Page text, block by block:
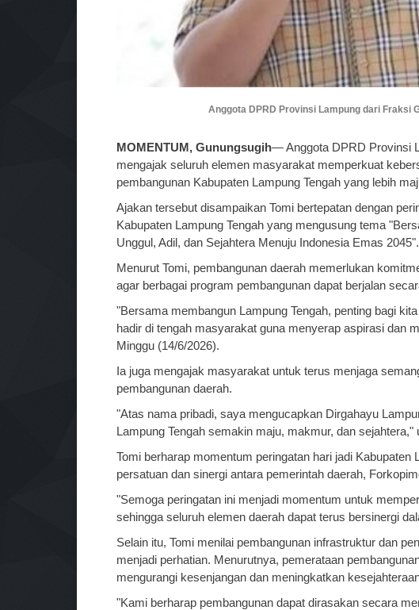
Anggota DPRD Provinsi Lampung dari Fraksi
MOMENTUM, Gunungsugih— Anggota DPRD Provinsi
mengajak seluruh elemen masyarakat memperkuat
pembangunan Kabupaten Lampung Tengah yang lebih
Ajakan tersebut disampaikan Tomi bertepatan dengan
Kabupaten Lampung Tengah yang mengusung tema
Unggul, Adil, dan Sejahtera Menuju Indonesia Emas 2045".
Menurut Tomi, pembangunan daerah memerlukan
agar berbagai program pembangunan dapat berjalan
"Bersama membangun Lampung Tengah, penting bagi
hadir di tengah masyarakat guna menyerap aspirasi dan
Minggu (14/6/2026).
Ia juga mengajak masyarakat untuk terus menjaga
pembangunan daerah.
"Atas nama pribadi, saya mengucapkan Dirgahayu
Lampung Tengah semakin maju, makmur, dan sejahtera,"
Tomi berharap momentum peringatan hari jadi
persatuan dan sinergi antara pemerintah daerah,
"Semoga peringatan ini menjadi momentum untuk
sehingga seluruh elemen daerah dapat terus bersinergi
Selain itu, Tomi menilai pembangunan infrastruktur dan
menjadi perhatian. Menurutnya, pemerataan
mengurangi kesenjangan dan meningkatkan
"Kami berharap pembangunan dapat dirasakan secara